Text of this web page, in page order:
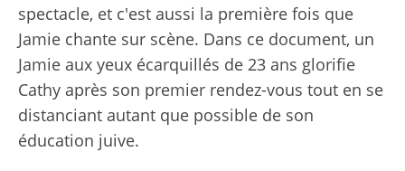
spectacle, et c'est aussi la première fois que
Jamie chante sur scène. Dans ce document, un
Jamie aux yeux écarquillés de 23 ans glorifie
Cathy après son premier rendez-vous tout en se
distanciant autant que possible de son
éducation juive.